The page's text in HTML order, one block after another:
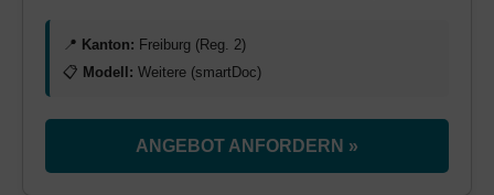
📍 Kanton: Freiburg (Reg. 2)
📋 Modell: Weitere (smartDoc)
ANGEBOT ANFORDERN »